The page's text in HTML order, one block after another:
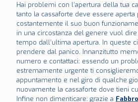
Hai problemi con l’apertura della tua
tanto la cassaforte deve essere aperta
costantemente il suo buon
in una circostanza del genere vuol
tempo dall’ultima apertura. In queste
prendere dal panico. Innanzitutto
numero e contattaci: essendo un
estremamente urgente ti
appuntamento e nel giro di qualche
nuovamente la cassaforte dove tieni
Infine non dimenticare: grazie a